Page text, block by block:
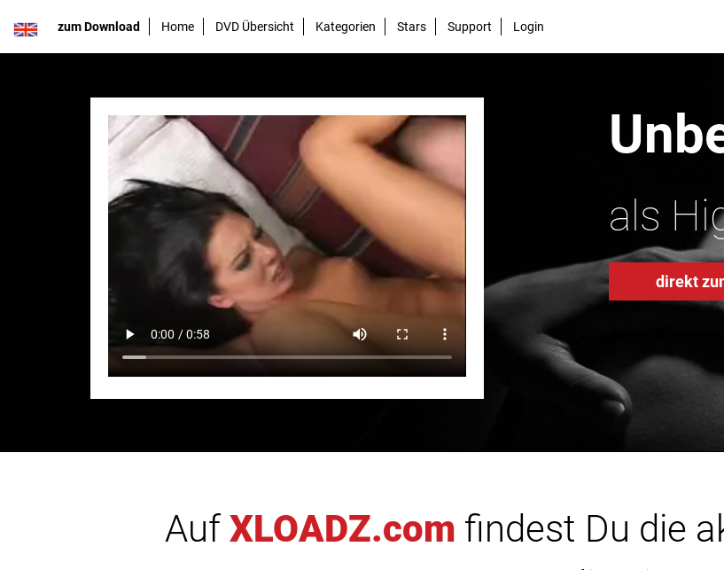
zum Download Home DVD Übersicht Kategorien Stars Support Login
als
direkt
Auf XLOADZ.com findest Du die